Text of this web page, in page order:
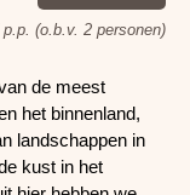
(o.b.v. 2 personen)
de meest
het binnenland,
landschappen in
kust in het